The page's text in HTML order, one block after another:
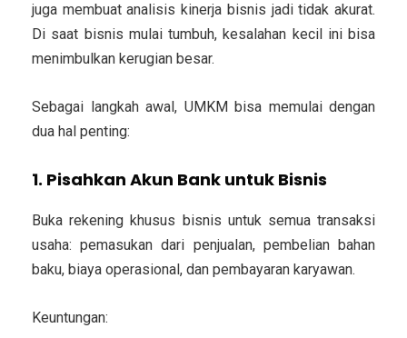
juga membuat analisis kinerja bisnis jadi tidak akurat.
Di saat bisnis mulai tumbuh, kesalahan kecil ini bisa
menimbulkan kerugian besar.
Sebagai langkah awal, UMKM bisa memulai dengan
dua hal penting:
1. Pisahkan Akun Bank untuk Bisnis
Buka rekening khusus bisnis untuk semua transaksi
usaha: pemasukan dari penjualan, pembelian bahan
baku, biaya operasional, dan pembayaran karyawan.
Keuntungan: